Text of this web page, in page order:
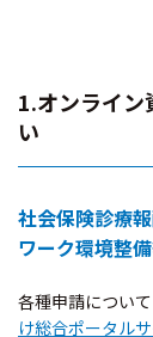
1.オンライン
い
社会保険診療
ワーク環境整
各種申請につい
け総合ポータル